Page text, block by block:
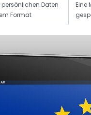
persönlichen Daten
Format
Eine